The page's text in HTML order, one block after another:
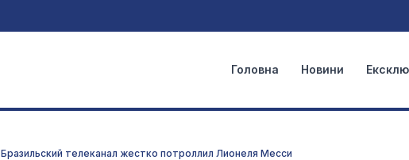
Головна Новини
Бразильский телеканал жестко потроллил Лионеля Месси